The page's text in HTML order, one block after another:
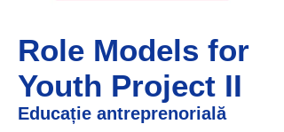
Role Models for
Youth Project II
Educație antreprenorială